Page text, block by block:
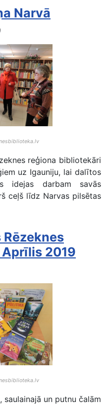
Narvā
reģiona bibliotekāri
uz Igauniju, lai dalītos
idejas darbam savās
ceļš līdz Narvas pilsētas
2019
un putnu čalām